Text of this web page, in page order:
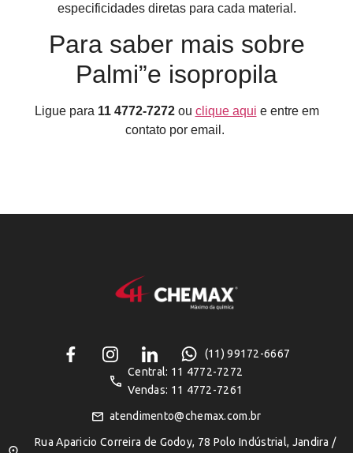
especificidades diretas para cada material.
Para saber mais sobre
Palmi”e isopropila
Ligue para 11 4772-7272ou clique aqui e entre em
contato por email.
(11) 99172-6667
Central: 11 4772-7272
Vendas: 11 4772-7261
atendimento@chemax.com.br
Rua Aparicio Correira de Godoy, 78 Polo Indústrial, Jandira /